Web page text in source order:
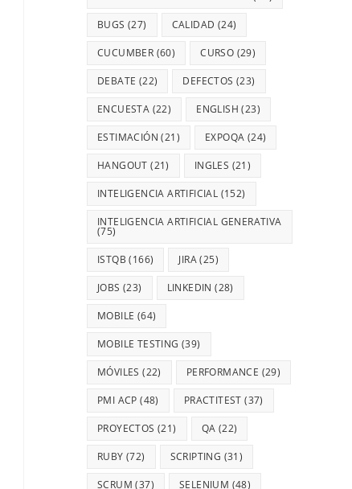
BUGS (27) CALIDAD (24)
CUCUMBER (60) CURSO (29)
DEBATE (22) DEFECTOS (23)
ENCUESTA (22) ENGLISH (23)
ESTIMACIÓN (21) EXPOQA (24)
HANGOUT (21) INGLES (21)
INTELIGENCIA ARTIFICIAL (152)
INTELIGENCIA ARTIFICIAL GENERATIVA
(75)
ISTQB (166) JIRA(25)
JOBS (23) LINKEDIN (28)
MOBILE (64)
MOBILE TESTING (39)
MÓVILES (22) PERFORMANCE (29)
PMI ACP (48) PRACTITEST (37)
PROYECTOS (21) QA (22)
RUBY (72) SCRIPTING (31)
SCRUM (37) SELENIUM (48)